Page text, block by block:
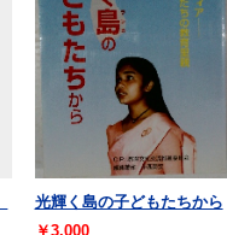
光輝く島の子どもたちから
￥3,000